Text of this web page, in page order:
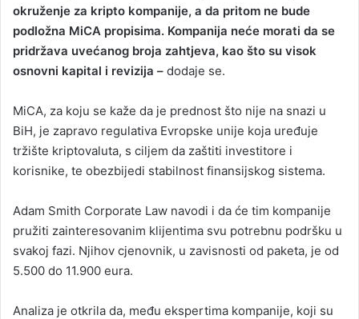
okruženje za kripto kompanije, a da pritom ne bude
podložna MiCA propisima. Kompanija neće morati da se
pridržava uvećanog broja zahtjeva, kao što su visok
osnovni kapital i revizija – dodaje se.
MiCA, za koju se kaže da je prednost što nije na snazi u
BiH, je zapravo regulativa Evropske unije koja uređuje
tržište kriptovaluta, s ciljem da zaštiti investitore i
korisnike, te obezbijedi stabilnost finansijskog sistema.
Adam Smith Corporate Law navodi i da će tim kompanije
pružiti zainteresovanim klijentima svu potrebnu podršku u
svakoj fazi. Njihov cjenovnik, u zavisnosti od paketa, je od
5.500 do 11.900 eura.
Analiza je otkrila da, među ekspertima kompanije, koji su